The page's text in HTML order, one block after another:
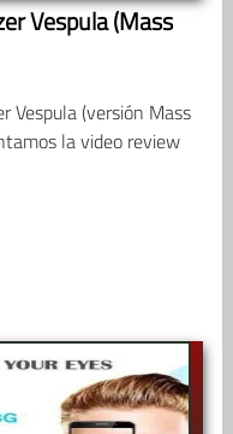
Vespula (Mass
Vespula (versión Mass
la video review